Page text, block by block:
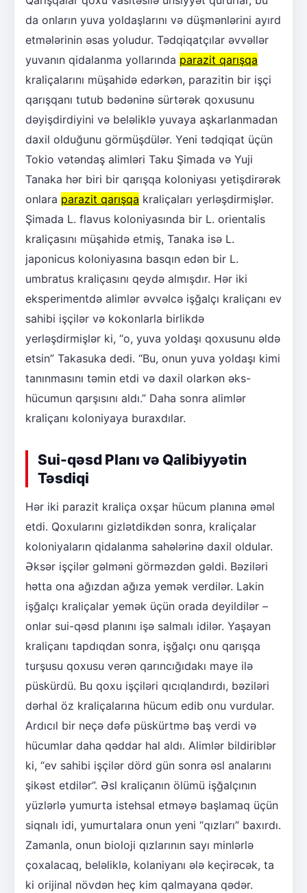
da onların yuva yoldaşlarını və düşmənlərini ayırd
etmələrinin əsas yoludur. Tədqiqatçılar əvvəllər
yuvanın qidalanma yollarında parazit qarışqa
kraliçalarını müşahidə edərkən, parazitin bir işçi
qarışqanı tutub bədəninə sürtərək qoxusunu
dəyişdirdiyini və beləliklə yuvaya aşkarlanmadan
daxil olduğunu görmüşdülər. Yeni tədqiqat üçün
Tokio vətəndaş alimləri Taku Şimada və Yuji
Tanaka hər biri bir qarışqa koloniyası yetişdirərək
onlara parazit qarışqa kraliçaları yerləşdirmişlər.
Şimada L. flavus koloniyasında bir L. orientalis
kraliçasını müşahidə etmiş, Tanaka isə L.
japonicus koloniyasına basqın edən bir L.
umbratus kraliçasını qeydə almışdır. Hər iki
eksperimentdə alimlər əvvəlcə işğalçı kraliçanı ev
sahibi işçilər və kokonlarla birlikdə
yerləşdirmişlər ki, “o, yuva yoldaşı qoxusunu əldə
etsin” Takasuka dedi. “Bu, onun yuva yoldaşı kimi
tanınmasını təmin etdi və daxil olarkən əks-
hücumun qarşısını aldı.” Daha sonra alimlər
kraliçanı koloniyaya buraxdılar.
Sui-qəsd Planı və Qalibiyyətin
Təsdiqi
Hər iki parazit kraliça oxşar hücum planına əməl
etdi. Qoxularını gizlətdikdən sonra, kraliçalar
koloniyaların qidalanma sahələrinə daxil oldular.
Əksər işçilər gəlməni görməzdən gəldi. Bəziləri
hətta ona ağızdan ağıza yemək verdilər. Lakin
işğalçı kraliçalar yemək üçün orada deyildilər –
onlar sui-qəsd planını işə salmalı idilər. Yaşayan
kraliçanı tapdıqdan sonra, işğalçı onu qarışqa
turşusu qoxusu verən qarıncığıdakı maye ilə
püskürdü. Bu qoxu işçiləri qıcıqlandırdı, bəziləri
dərhal öz kraliçalarına hücum edib onu vurdular.
Ardıcıl bir neçə dəfə püskürtmə baş verdi və
hücumlar daha qəddar hal aldı. Alimlər bildiriblər
ki, “ev sahibi işçilər dörd gün sonra əsl analarını
şikəst etdilər”. Əsl kraliçanın ölümü işğalçının
yüzlərlə yumurta istehsal etməyə başlamaq üçün
siqnalı idi, yumurtalara onun yeni “qızları” baxırdı.
Zamanla, onun bioloji qızlarının sayı minlərlə
çoxalacaq, beləliklə, kolaniyanı ələ keçirəcək, ta
ki orijinal növdən heç kim qalmayana qədər.